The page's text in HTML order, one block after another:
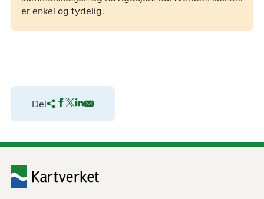
er enkel og tydelig.
Del